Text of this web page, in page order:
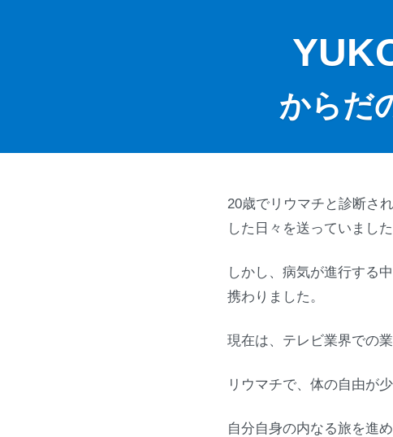
からだ
20歳でリウマチと診断さ
した日々を送っていました
しかし、病気が進行する
携わりました。
現在は、テレビ業界での
リウマチで、体の自由が
自分自身の内なる旅を進